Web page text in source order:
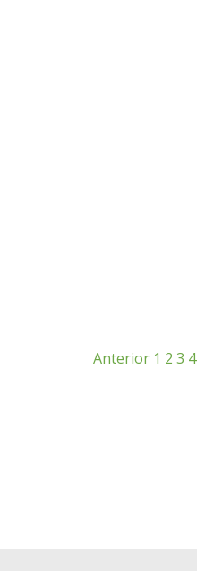
Anterior 1 2 3 4